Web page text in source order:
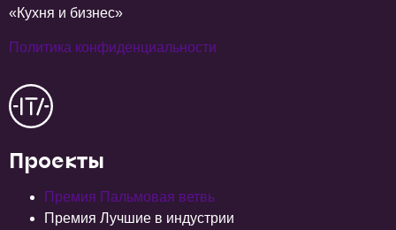
«Кухня и бизнес»
Политика конфиденциальности
Проекты
Премия Пальмовая ветвь
Премия Лучшие в индустрии